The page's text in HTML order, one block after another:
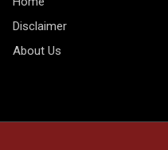
Disclaimer
About Us